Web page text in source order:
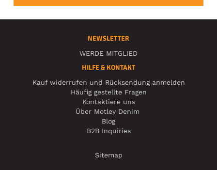
NEWSLETTER
WERDE MITGLIED
HILFE & KONTAKT
Kauf widerrufen und Rücksendung anmelden
Häufig gestellte Fragen
Kontaktiere uns
Über Motley Denim
Blog
B2B Inquiries
Sitemap